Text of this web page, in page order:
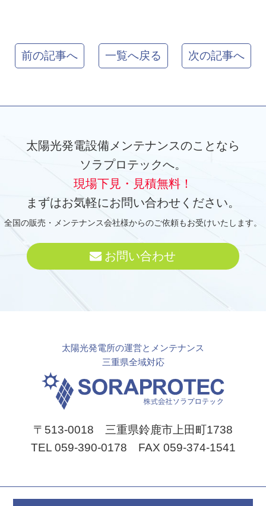
前の記事へ 一覧へ戻る 次の記事へ
太陽光発電設備メンテナンスのことなら
ソラプロテックへ。
現場下見・見積無料！
まずはお気軽にお問い合わせください。
全国の販売・メンテナンス会社様からのご依頼もお受けいたします。
お問い合わせ
太陽光発電所の運営とメンテナンス
三重県全域対応
〒513-0018 三重県鈴鹿市上田町1738
TEL 059-390-0178 FAX 059-374-1541